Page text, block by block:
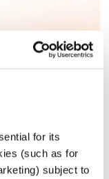
for its
(such as for
subject to
שיחות טרנספורמטיביות
29.10.17
00:56:22